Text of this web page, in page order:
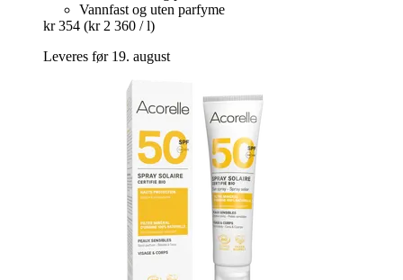
Vannfast og uten parfyme
kr 354 (kr 2 360 / l)
Leveres før 19. august